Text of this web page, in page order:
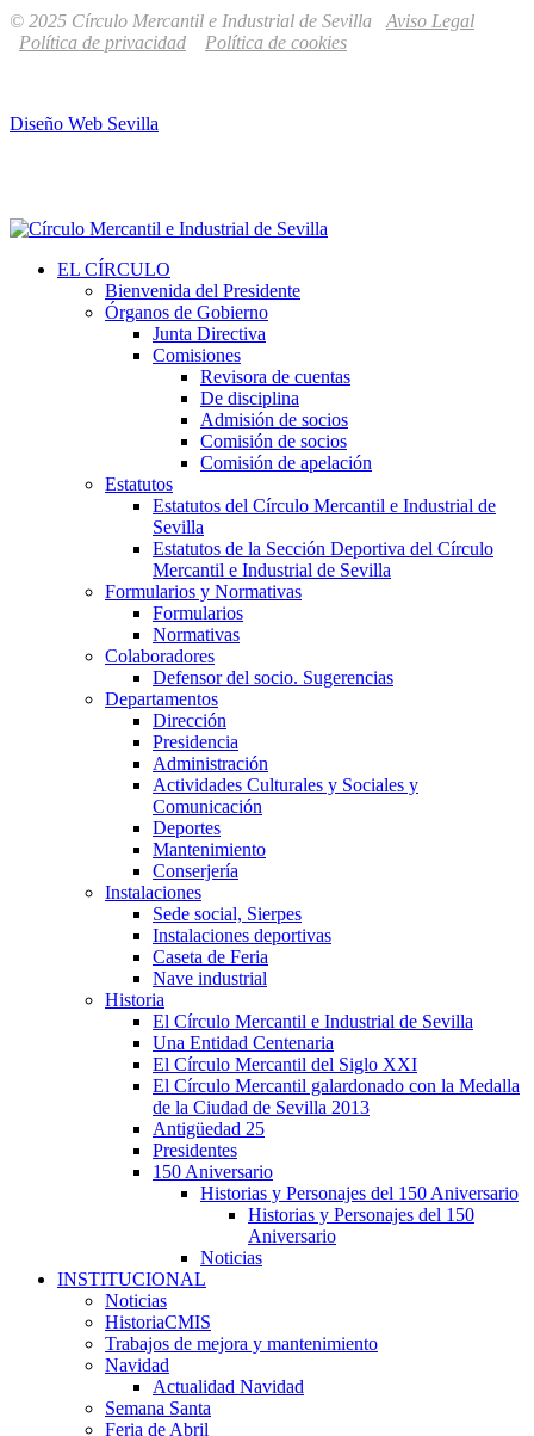
© 2025 Círculo Mercantil e Industrial de Sevilla Aviso Legal
Política de privacidad
Política de cookies
Diseño Web Sevilla
EL CÍRCULO
Bienvenida del Presidente
Órganos de Gobierno
Junta Directiva
Comisiones
Revisora de cuentas
De disciplina
Admisión de socios
Comisión de socios
Comisión de apelación
Estatutos
Estatutos del Círculo Mercantil e Industrial de
Sevilla
Estatutos de la Sección Deportiva del Círculo
Mercantil e Industrial de Sevilla
Formularios y Normativas
Formularios
Normativas
Colaboradores
Defensor del socio. Sugerencias
Departamentos
Dirección
Presidencia
Administración
Actividades Culturales y Sociales y
Comunicación
Deportes
Mantenimiento
Conserjería
Instalaciones
Sede social, Sierpes
Instalaciones deportivas
Caseta de Feria
Nave industrial
Historia
El Círculo Mercantil e Industrial de Sevilla
Una Entidad Centenaria
El Círculo Mercantil del Siglo XXI
El Círculo Mercantil galardonado con la Medalla
de la Ciudad de Sevilla 2013
Antigüedad 25
Presidentes
150 Aniversario
Historias y Personajes del 150 Aniversario
Historias y Personajes del 150
Aniversario
Noticias
INSTITUCIONAL
Noticias
HistoriaCMIS
Trabajos de mejora y mantenimiento
Navidad
Actualidad Navidad
Semana Santa
Feria de Abril